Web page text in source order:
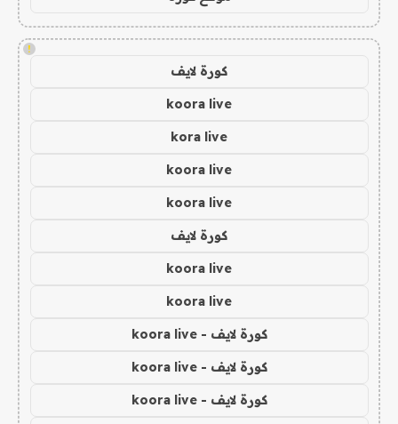
!
كورة لايف
koora live
kora live
koora live
koora live
كورة لايف
koora live
koora live
كورة لايف - koora live
كورة لايف - koora live
كورة لايف - koora live